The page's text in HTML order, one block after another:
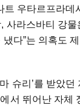
트 우타르프라데
사라스바티 강물
다”는 의혹도
슈리’를 받았던
서 뛰어난 자체